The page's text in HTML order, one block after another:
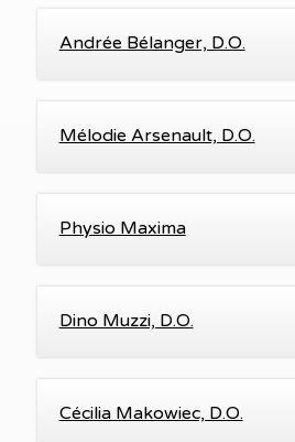
Andrée Bélanger, D.O.
Mélodie Arsenault, D.O.
Physio Maxima
Dino Muzzi, D.O.
Cécilia Makowiec, D.O.